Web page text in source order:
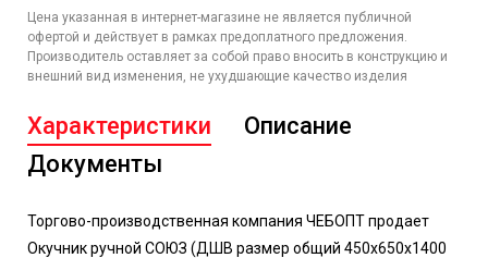
Цена указанная в интернет-магазине не является публичной
офертой и действует в рамках предоплатного предложения.
Производитель оставляет за собой право вносить в конструкцию и
внешний вид изменения, не ухудшающие качество изделия
Характеристики
Описание
Документы
Торгово-производственная компания ЧЕБОПТ продает
Окучник ручной СОЮЗ (ДШВ размер общий 450х650х1400